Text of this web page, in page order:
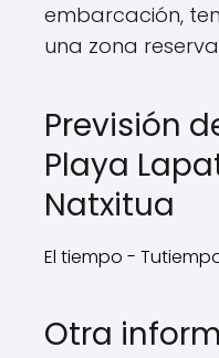
embarcación,
una zona
Previsión
Playa
Natxitua
El tiempo -
Otra